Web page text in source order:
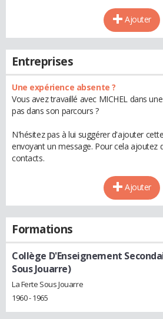
Ajouter
Entreprises
Une expérience absente ?
Vous avez travaillé avec MICHEL dans
pas dans son parcours ?
N'hésitez pas à lui suggérer d'ajouter
envoyant un message. Pour cela ajoutez
contacts.
Ajouter
Formations
Collège D'Enseignement
Sous Jouarre)
La Ferte Sous Jouarre
1960 - 1965